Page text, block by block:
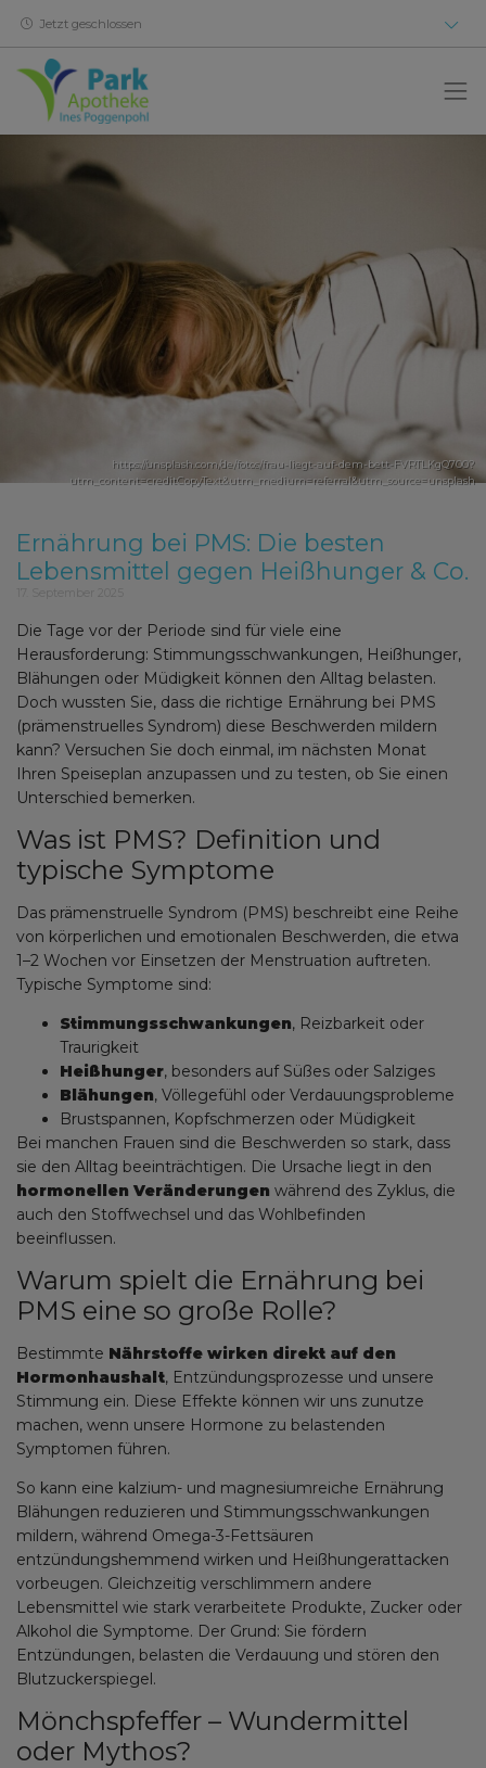
Jetzt geschlossen
https://unsplash.com/de/fotos/frau-liegt-auf-dem-bett-FVRTLKgQ700?
utm_content=creditCopyText&utm_medium=referral&utm_source=unsplash
Ernährung bei PMS: Die besten
Lebensmittel gegen Heißhunger & Co.
Die Tage vor der Periode sind für viele eine
Herausforderung: Stimmungsschwankungen, Heißhunger,
Blähungen oder Müdigkeit können den Alltag belasten.
Doch wussten Sie, dass die richtige Ernährung bei PMS
(prämenstruelles Syndrom) diese Beschwerden mildern
kann? Versuchen Sie doch einmal, im nächsten Monat
Ihren Speiseplan anzupassen und zu testen, ob Sie einen
Unterschied bemerken.
Was ist PMS? Definition und
typische Symptome
Das prämenstruelle Syndrom (PMS) beschreibt eine Reihe
von körperlichen und emotionalen Beschwerden, die etwa
1–2 Wochen vor Einsetzen der Menstruation auftreten.
Typische Symptome sind:
Stimmungsschwankungen, Reizbarkeit oder
Traurigkeit
Heißhunger, besonders auf Süßes oder Salziges
Blähungen, Völlegefühl oder Verdauungsprobleme
Brustspannen, Kopfschmerzen oder Müdigkeit
Bei manchen Frauen sind die Beschwerden so stark, dass
sie den Alltag beeinträchtigen. Die Ursache liegt in den
hormonellen Veränderungen während des Zyklus, die
auch den Stoffwechsel und das Wohlbefinden
beeinflussen.
Warum spielt die Ernährung bei
PMS eine so große Rolle?
Bestimmte Nährstoffe wirken direkt auf den
Hormonhaushalt, Entzündungsprozesse und unsere
Stimmung ein. Diese Effekte können wir uns zunutze
machen, wenn unsere Hormone zu belastenden
Symptomen führen.
So kann eine kalzium- und magnesiumreiche Ernährung
Blähungen reduzieren und Stimmungsschwankungen
mildern, während Omega-3-Fettsäuren
entzündungshemmend wirken und Heißhungerattacken
vorbeugen. Gleichzeitig verschlimmern andere
Lebensmittel wie stark verarbeitete Produkte, Zucker oder
Alkohol die Symptome. Der Grund: Sie fördern
Entzündungen, belasten die Verdauung und stören den
Blutzuckerspiegel.
Mönchspfeffer – Wundermittel
oder Mythos?